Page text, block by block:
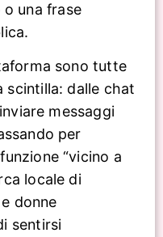
una frase
sono tutte
scintilla: dalle chat
messaggi
per
“vicino a
locale di
donne
sentirsi